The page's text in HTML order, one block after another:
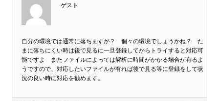
ゲスト
自分の環境では通常に落ちますが？ 個々の環境でしょうかね？ た
まに落ちにくい時は後で見るに一旦登録してからトライすると対応可
能ですよ またファイルによっては解析に時間がかかる場合が有るよ
うですので、対応したいファイルが有れば後で見る等に登録をして状
況の良い時に対応を勧めます。